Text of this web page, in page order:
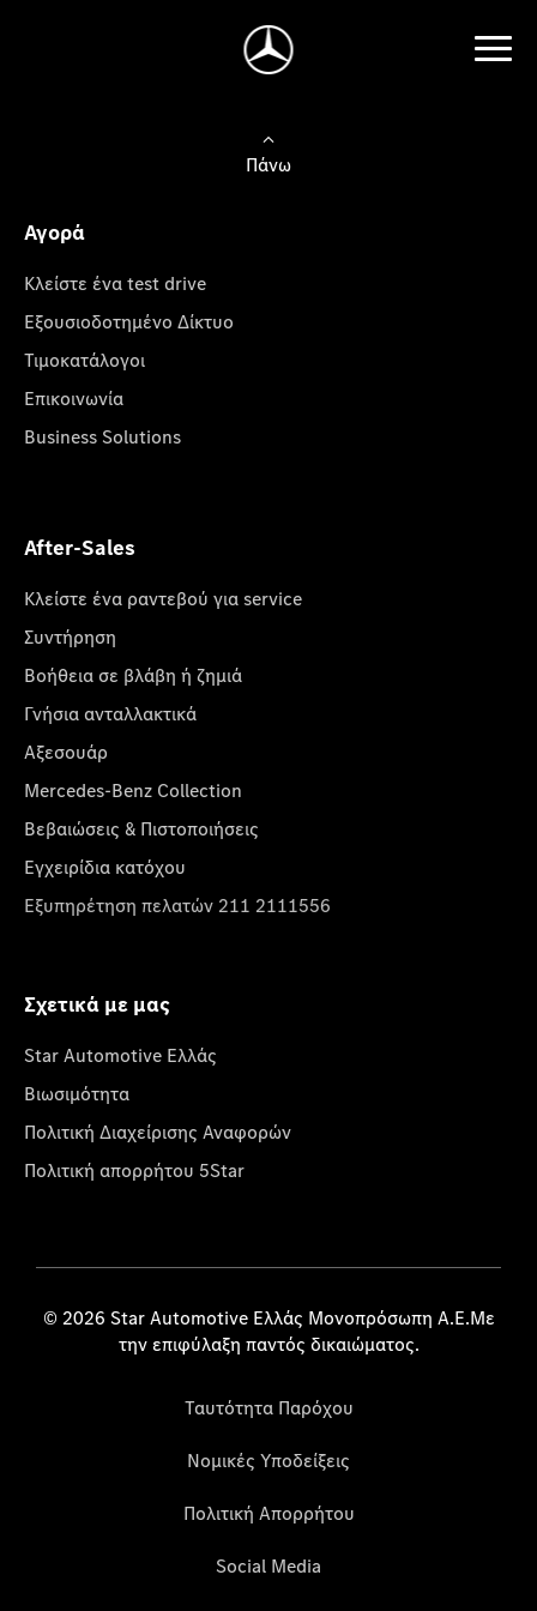
Πάνω
Αγορά
Κλείστε ένα test drive
Εξουσιοδοτημένο Δίκτυο
Τιμοκατάλογοι
Επικοινωνία
Business Solutions
After-Sales
Κλείστε ένα ραντεβού για service
Συντήρηση
Βοήθεια σε βλάβη ή ζημιά
Γνήσια ανταλλακτικά
Αξεσουάρ
Mercedes-Benz Collection
Βεβαιώσεις & Πιστοποιήσεις
Εγχειρίδια κατόχου
Εξυπηρέτηση πελατών 211 2111556
Σχετικά με μας
Star Automotive Ελλάς
Βιωσιμότητα
Πολιτική Διαχείρισης Αναφορών
Πολιτική απορρήτου 5Star
© 2026 Star Automotive Ελλάς Μονοπρόσωπη Α.Ε.Με
την επιφύλαξη παντός δικαιώματος.
Ταυτότητα Παρόχου
Νομικές Υποδείξεις
Πολιτική Απορρήτου
Social Media